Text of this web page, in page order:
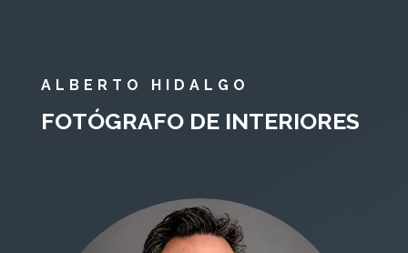
ALBERTO HIDALGO
FOTÓGRAFO DE INTERIORES